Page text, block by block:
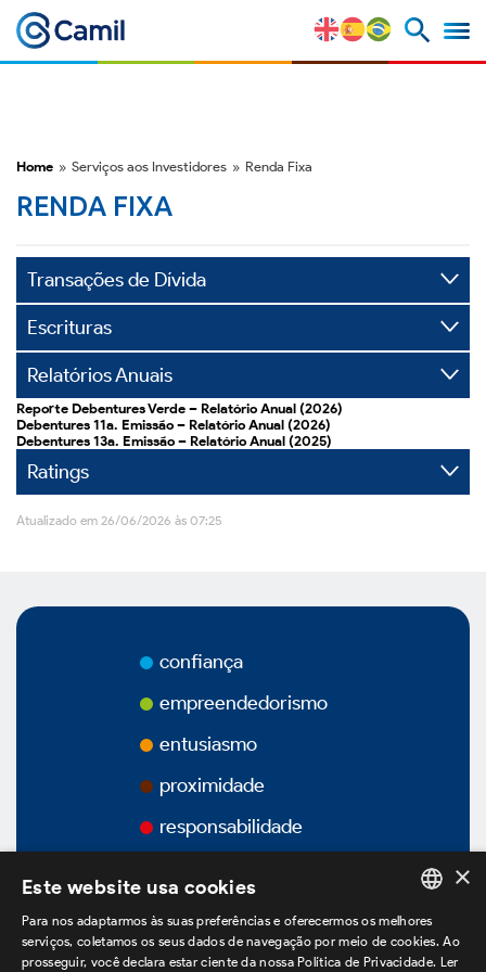
Estratégia e Vantagens
Fatores de Risco
M&A e Mercado de Capitais
ESG
Prêmios
Podcasts
Governança Corporativa
Visão Geral
Estatuto Social
Estrutura Acionária
Home » Serviços aos Investidores » Renda Fixa
RENDA FIXA
Transações de Dívida
Escrituras
Relatórios Anuais
Reporte Debentures Verde – Relatório Anual (2026)
Debentures 11a. Emissão – Relatório Anual (2026)
Debentures 13a. Emissão – Relatório Anual (2025)
Ratings
Atualizado em 26/06/2026 às 07:25
confiança
empreendedorismo
entusiasmo
proximidade
responsabilidade
PORTUGUESE
×
Este website usa cookies
Para nos adaptarmos às suas preferências e oferecermos os melhores
serviços, coletamos os seus dados de navegação por meio de cookies. Ao
prosseguir, você declara estar ciente da nossa Política de Privacidade. Ler